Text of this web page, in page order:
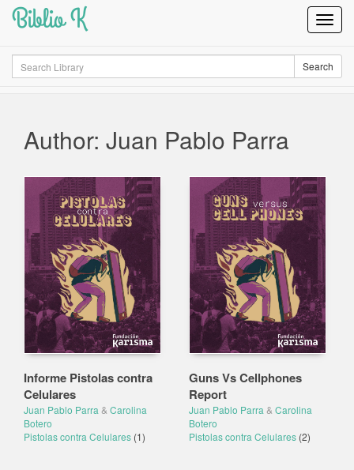
Biblio K
Search Search
Author: Juan Pablo Parra
Informe Pistolas contra
Celulares
Juan Pablo Parra & Carolina
Botero
Pistolas contra Celulares (1)
Guns Vs Cellphones
Report
Juan Pablo Parra & Carolina
Botero
Pistolas contra Celulares (2)